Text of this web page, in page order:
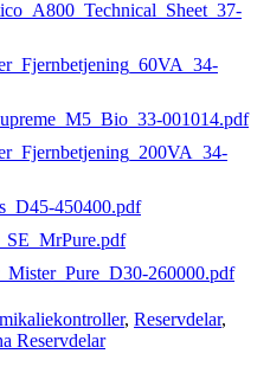
001014.pdf
450400.pdf
260000.pdf
, Reservdelar,
Reservdelar